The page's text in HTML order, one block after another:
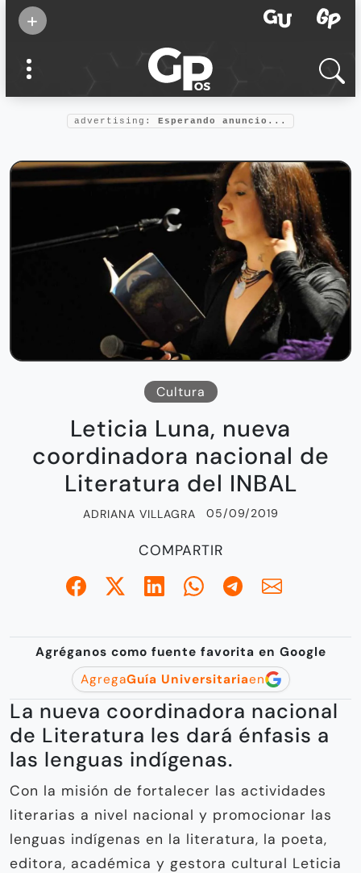
+
confianza
Foro salud
advertising: Esperando anuncio...
Cultura
Leticia Luna, nueva
coordinadora nacional de
Literatura del INBAL
ADRIANA VILLAGRA 05/09/2019
COMPARTIR
Agréganos como fuente favorita en Google
AgregaGuía Universitariaen
La nueva coordinadora nacional
de Literatura les dará énfasis a
las lenguas indígenas.
Con la misión de fortalecer las actividades
literarias a nivel nacional y promocionar las
lenguas indígenas en la literatura, la poeta,
editora, académica y gestora cultural Leticia